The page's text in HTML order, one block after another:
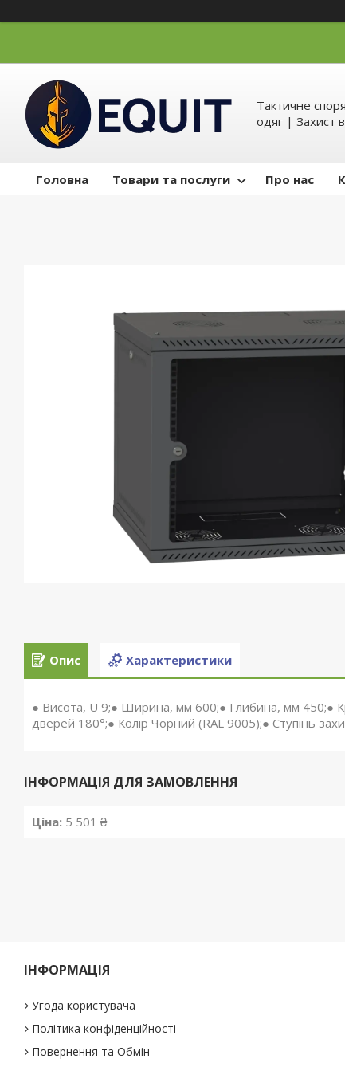
Тактичне
одяг | Захист
Головна Товари та послуги Про нас
Опис Характеристики
● Висота, U 9;● Ширина, мм 600;● Глибина, мм 450;●
дверей 180°;● Колір Чорний (RAL 9005);● Ступінь
ІНФОРМАЦІЯ ДЛЯ ЗАМОВЛЕННЯ
Ціна: 5 501 ₴
ІНФОРМАЦІЯ
Угода користувача
Політика конфіденційності
Повернення та Обмін